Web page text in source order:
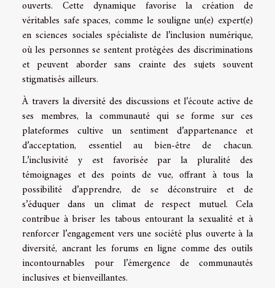
ouverts. Cette dynamique favorise la création de
véritables safe spaces, comme le souligne un(e) expert(e)
en sciences sociales spécialiste de l’inclusion numérique,
où les personnes se sentent protégées des discriminations
et peuvent aborder sans crainte des sujets souvent
stigmatisés ailleurs.
À travers la diversité des discussions et l’écoute active de
ses membres, la communauté qui se forme sur ces
plateformes cultive un sentiment d’appartenance et
d’acceptation, essentiel au bien-être de chacun.
L’inclusivité y est favorisée par la pluralité des
témoignages et des points de vue, offrant à tous la
possibilité d’apprendre, de se déconstruire et de
s’éduquer dans un climat de respect mutuel. Cela
contribue à briser les tabous entourant la sexualité et à
renforcer l’engagement vers une société plus ouverte à la
diversité, ancrant les forums en ligne comme des outils
incontournables pour l’émergence de communautés
inclusives et bienveillantes.